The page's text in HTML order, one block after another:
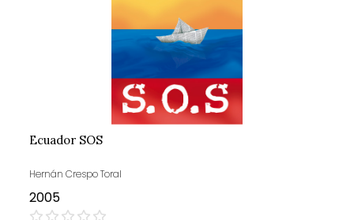
Ecuador SOS
Hernán Crespo Toral
2005